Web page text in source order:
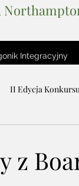
Integracyjny
II Edycja
Dziecka 2018
Integracyjny
z